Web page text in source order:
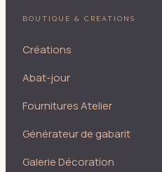
BOUTIQUE & CRÉATIONS
Créations
Abat-jour
Fournitures Atelier
Générateur de gabarit
Galerie Décoration